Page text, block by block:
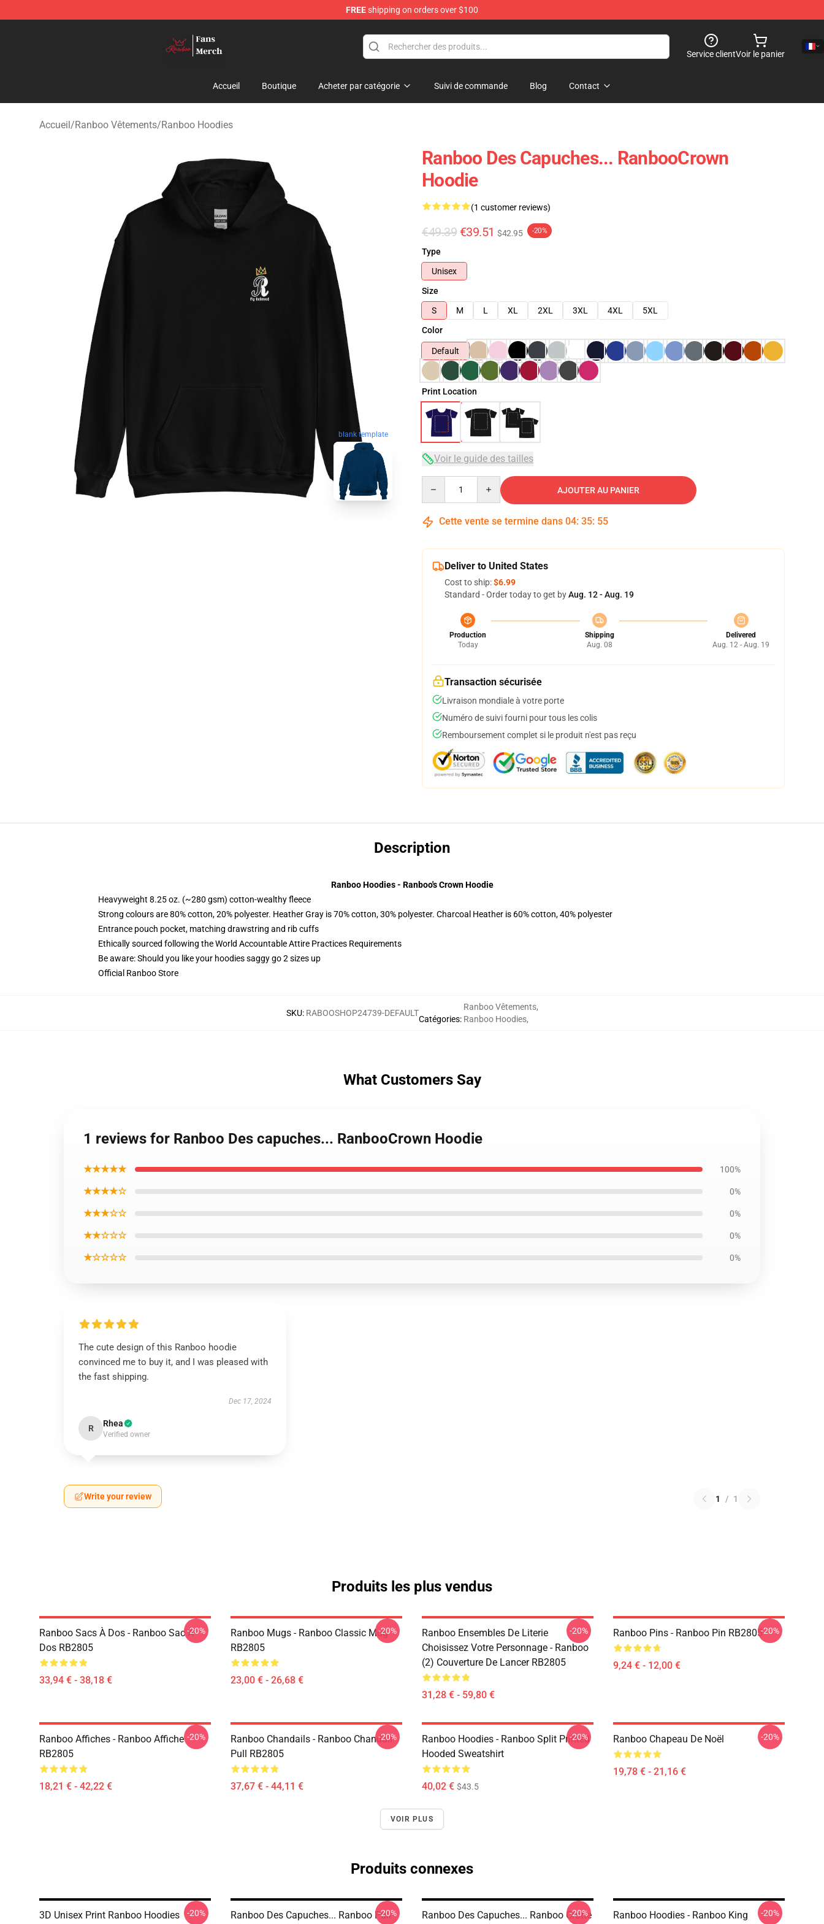
FREEshipping on orders over $100
Service clientVoir le panier
Accueil Boutique Acheter par catégorie Suivi de commande Blog Contact
Accueil/Ranboo Vêtements/Ranboo Hoodies
blank template
Ranboo Des Capuches... RanbooCrown
Hoodie
(1 customer reviews)
€49.39 €39.51 $42.95 -20%
Type
Unisex
Size
S
M L XL 2XL 3XL 4XL
5XL
Color
Default
Print Location
Voir le guide des tailles
AJOUTER AU PANIER
Cette vente se termine dans 04: 35: 54
Deliver to United States
Cost to ship:$6.99
Standard - Order today to get byAug. 12 - Aug. 19
Production
Today
Shipping
Aug. 08
Delivered
Aug. 12 - Aug. 19
Transaction sécurisée
Livraison mondiale à votre porte
Numéro de suivi fourni pour tous les colis
Remboursement complet si le produit n'est pas reçu
Description
Ranboo Hoodies - Ranboo's Crown Hoodie
Heavyweight 8.25 oz. (~280 gsm) cotton-wealthy fleece
Strong colours are 80% cotton, 20% polyester. Heather Gray is 70% cotton, 30% polyester. Charcoal Heather is 60% cotton, 40% polyester
Entrance pouch pocket, matching drawstring and rib cuffs
Ethically sourced following the World Accountable Attire Practices Requirements
Be aware: Should you like your hoodies saggy go 2 sizes up
Official Ranboo Store
SKU: RABOOSHOP24739-DEFAULT
Catégories:
Ranboo Vêtements,
Ranboo Hoodies,
What Customers Say
1 reviews for Ranboo Des capuches... RanbooCrown Hoodie
★★★★★ 100%
★★★★☆ 0%
★★★☆☆ 0%
★★☆☆☆ 0%
★☆☆☆☆ 0%
The cute design of this Ranboo hoodie
convinced me to buy it, and I was pleased with
the fast shipping.
Dec 17, 2024
R Rhea
Verified owner
Write your review 1 / 1
Produits les plus vendus
Ranboo Sacs À Dos - Ranboo Sac À
Dos RB2805
33,94 € - 38,18 €
-20%
Ranboo Mugs - Ranboo Classic Mug
RB2805
23,00 € - 26,68 €
-20%
Ranboo Ensembles De Literie
Choisissez Votre Personnage - Ranboo
(2) Couverture De Lancer RB2805
31,28 € - 59,80 €
-20% Ranboo Pins - Ranboo Pin RB2805
9,24 € - 12,00 €
-20%
Ranboo Affiches - Ranboo Affiche
RB2805
18,21 € - 42,22 €
-20%
Ranboo Chandails - Ranboo Chandail
Pull RB2805
37,67 € - 44,11 €
-20%
Ranboo Hoodies - Ranboo Split Printed
Hooded Sweatshirt
40,02 € $43.5
-20% Ranboo Chapeau De Noël
19,78 € - 21,16 €
-20%
VOIR PLUS
Produits connexes
3D Unisex Print Ranboo Hoodies -20%
Ranboo Des Capuches... Ranboo Pull-
-20%
Ranboo Des Capuches... Ranboo Crotte
-20%
Ranboo Hoodies - Ranboo King
-20%